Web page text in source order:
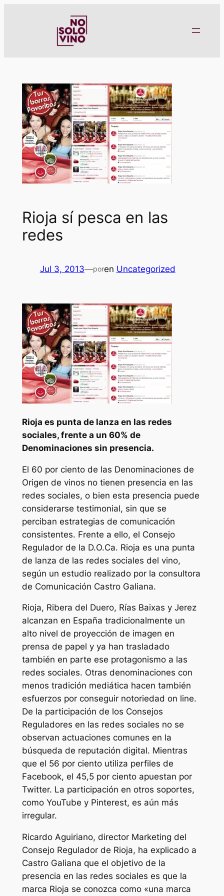
Rioja sí pesca en las
redes
Jul 3, 2013—poren Uncategorized
Rioja es punta de lanza en las redes
sociales, frente a un 60% de
Denominaciones sin presencia.
El 60 por ciento de las Denominaciones de
Origen de vinos no tienen presencia en las
redes sociales, o bien esta presencia puede
considerarse testimonial, sin que se
perciban estrategias de comunicación
consistentes. Frente a ello, el Consejo
Regulador de la D.O.Ca. Rioja es una punta
de lanza de las redes sociales del vino,
según un estudio realizado por la consultora
de Comunicación Castro Galiana.
Rioja, Ribera del Duero, Rías Baixas y Jerez
alcanzan en España tradicionalmente un
alto nivel de proyección de imagen en
prensa de papel y ya han trasladado
también en parte ese protagonismo a las
redes sociales. Otras denominaciones con
menos tradición mediática hacen también
esfuerzos por conseguir notoriedad on line.
De la participación de los Consejos
Reguladores en las redes sociales no se
observan actuaciones comunes en la
búsqueda de reputación digital. Mientras
que el 56 por ciento utiliza perfiles de
Facebook, el 45,5 por ciento apuestan por
Twitter. La participación en otros soportes,
como YouTube y Pinterest, es aún más
irregular.
Ricardo Aguiriano, director Marketing del
Consejo Regulador de Rioja, ha explicado a
Castro Galiana que el objetivo de la
presencia en las redes sociales es que la
marca Rioja se conozca como «una marca